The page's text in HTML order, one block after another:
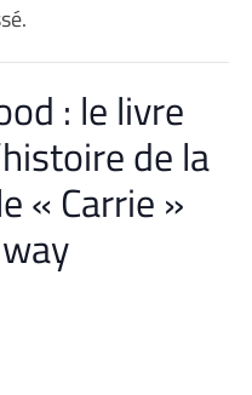
: le livre
de la
« Carrie »